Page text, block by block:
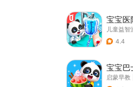
宝宝医
儿童益智
4.4
宝宝巴
启蒙早教